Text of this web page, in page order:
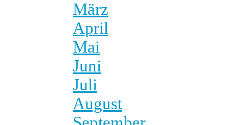
März
April
Mai
Juni
Juli
August